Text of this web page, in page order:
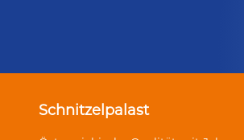
Schnitzelpalast